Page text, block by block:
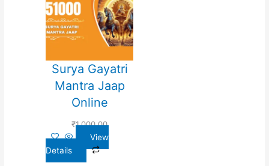
Surya Gayatri
Mantra Jaap
Online
₹1,000.00
View
Details